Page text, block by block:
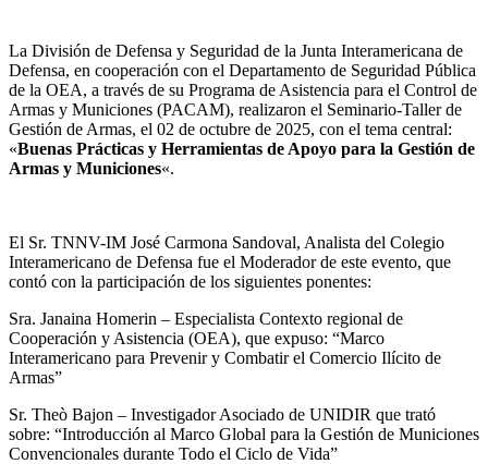
La División de Defensa y Seguridad de la Junta Interamericana de
Defensa, en cooperación con el Departamento de Seguridad Pública
de la OEA, a través de su Programa de Asistencia para el Control de
Armas y Municiones (PACAM), realizaron el Seminario-Taller de
Gestión de Armas, el 02 de octubre de 2025, con el tema central:
«Buenas Prácticas y Herramientas de Apoyo para la Gestión de
Armas y Municiones«.
El Sr. TNNV-IM José Carmona Sandoval, Analista del Colegio
Interamericano de Defensa fue el Moderador de este evento, que
contó con la participación de los siguientes ponentes:
Sra. Janaina Homerin – Especialista Contexto regional de
Cooperación y Asistencia (OEA), que expuso: “Marco
Interamericano para Prevenir y Combatir el Comercio Ilícito de
Armas”
Sr. Theò Bajon – Investigador Asociado de UNIDIR que trató
sobre: “Introducción al Marco Global para la Gestión de Municiones
Convencionales durante Todo el Ciclo de Vida”